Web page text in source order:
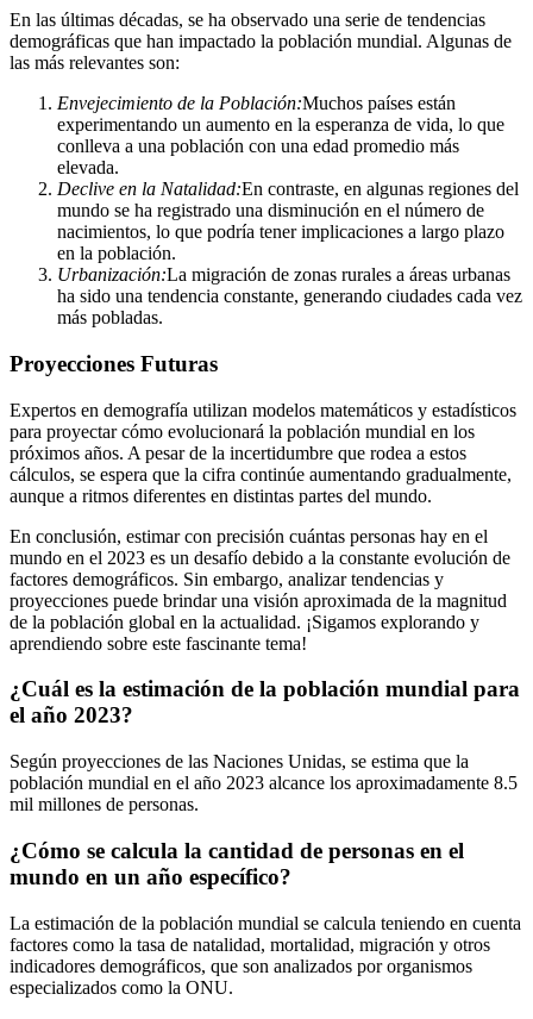
En las últimas décadas, se ha observado una serie de tendencias
demográficas que han impactado la población mundial. Algunas de
las más relevantes son:
Envejecimiento de la Población:Muchos países están
experimentando un aumento en la esperanza de vida, lo que
conlleva a una población con una edad promedio más
elevada.
Declive en la Natalidad:En contraste, en algunas regiones del
mundo se ha registrado una disminución en el número de
nacimientos, lo que podría tener implicaciones a largo plazo
en la población.
Urbanización:La migración de zonas rurales a áreas urbanas
ha sido una tendencia constante, generando ciudades cada vez
más pobladas.
Proyecciones Futuras
Expertos en demografía utilizan modelos matemáticos y estadísticos
para proyectar cómo evolucionará la población mundial en los
próximos años. A pesar de la incertidumbre que rodea a estos
cálculos, se espera que la cifra continúe aumentando gradualmente,
aunque a ritmos diferentes en distintas partes del mundo.
En conclusión, estimar con precisión cuántas personas hay en el
mundo en el 2023 es un desafío debido a la constante evolución de
factores demográficos. Sin embargo, analizar tendencias y
proyecciones puede brindar una visión aproximada de la magnitud
de la población global en la actualidad. ¡Sigamos explorando y
aprendiendo sobre este fascinante tema!
¿Cuál es la estimación de la población mundial para
el año 2023?
Según proyecciones de las Naciones Unidas, se estima que la
población mundial en el año 2023 alcance los aproximadamente 8.5
mil millones de personas.
¿Cómo se calcula la cantidad de personas en el
mundo en un año específico?
La estimación de la población mundial se calcula teniendo en cuenta
factores como la tasa de natalidad, mortalidad, migración y otros
indicadores demográficos, que son analizados por organismos
especializados como la ONU.